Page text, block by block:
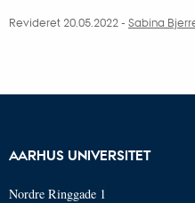
Revideret 20.05.2022 - Sabina
AARHUS UNIVERSITET
Nordre Ringgade 1